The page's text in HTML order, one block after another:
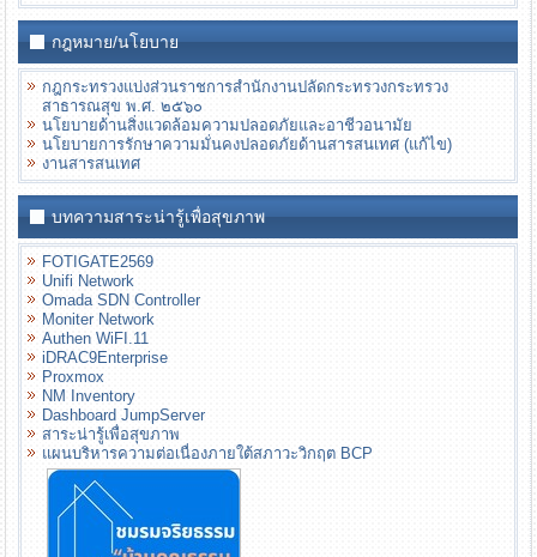
กฎหมาย/นโยบาย
กฎกระทรวงแบ่งส่วนราชการสํานักงานปลัดกระทรวงกระทรวง
สาธารณสุข พ.ศ. ๒๕๖๐
นโยบายด้านสิ่งแวดล้อมความปลอดภัยและอาชีวอนามัย
นโยบายการรักษาความมั่นคงปลอดภัยด้านสารสนเทศ (แก้ไข)
งานสารสนเทศ
บทความสาระน่ารู้เพื่อสุขภาพ
FOTIGATE2569
Unifi Network
Omada SDN Controller
Moniter Network
Authen WiFI.11
iDRAC9Enterprise
Proxmox
NM Inventory
Dashboard JumpServer
สาระน่ารู้เพื่อสุขภาพ
แผนบริหารความต่อเนื่องภายใต้สภาวะวิกฤต BCP